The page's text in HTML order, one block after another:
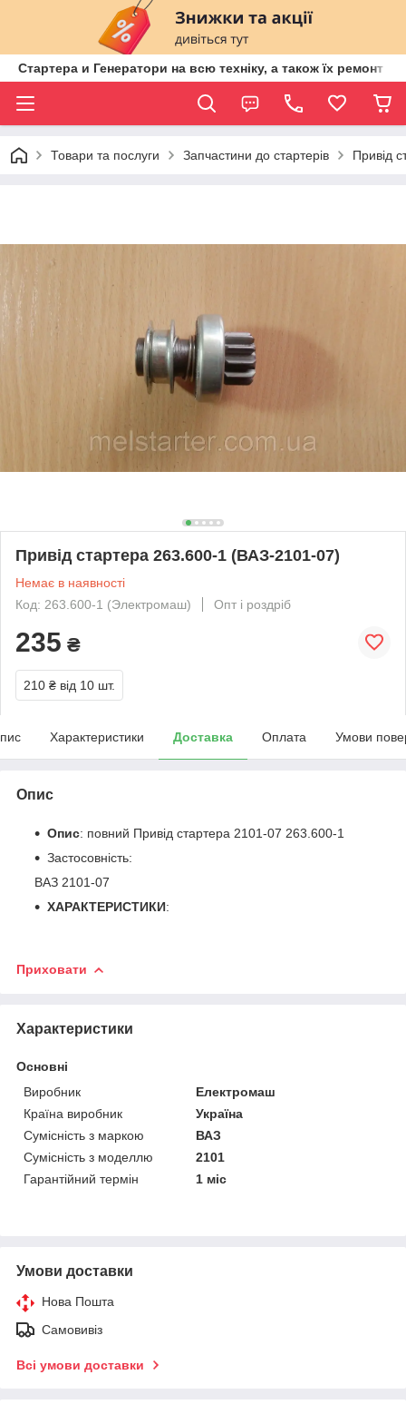
Стартера и Генератори на всю техніку, а також їх ремонт
Товари та послуги Запчастини до стартерів Привід
Привід стартера 263.600-1 (ВАЗ-2101-07)
Немає в наявності
Код: 263.600-1 (Электромаш)
Опт і роздріб
235 ₴
210 ₴ від 10 шт.
Характеристики Доставка Оплата Умови
Опис
Опис: повний Привід стартера 2101-07 263.600-1
Застосовність:
ВАЗ 2101-07
ХАРАКТЕРИСТИКИ:
Приховати
Характеристики
Основні
Виробник
Електромаш
Країна виробник
Україна
Сумісність з маркою
ВАЗ
Сумісність з моделлю
2101
Гарантійний термін
1 міс
Умови доставки
Нова Пошта
Самовивіз
Всі умови доставки